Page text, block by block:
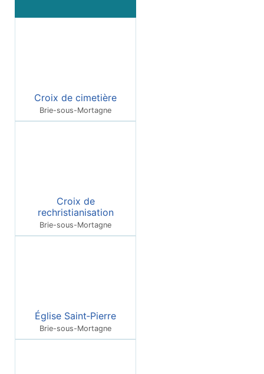
Croix de cimetière
Brie-sous-Mortagne
Croix de
rechristianisation
Brie-sous-Mortagne
Église Saint‑Pierre
Brie-sous-Mortagne